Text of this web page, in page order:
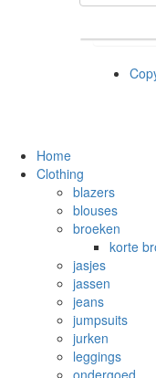
Home
Clothing
blazers
blouses
broeken
korte
jasjes
jassen
jeans
jumpsuits
jurken
leggings
ondergoed